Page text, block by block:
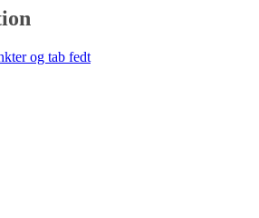
og tab fedt